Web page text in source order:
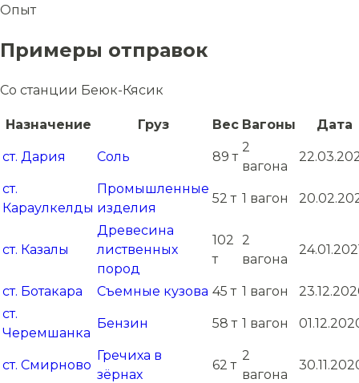
Опыт
Примеры отправок
Со станции Беюк-Кясик
Назначение Груз Вес Вагоны Дата
ст. Дария Соль 89 т
2
вагона
ст.
Караулкелды
Промышленные
изделия
52 т 1 вагон
ст. Казалы
Древесина
лиственных
пород
102
т
2
вагона
ст. Ботакара Съемные кузова 45 т 1 вагон
ст.
Черемшанка
Бензин 58 т 1 вагон
ст. Смирново
Гречиха в
зёрнах
62 т
2
вагона